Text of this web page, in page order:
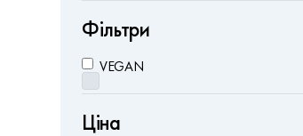
Фільтри
VEGAN
Ціна